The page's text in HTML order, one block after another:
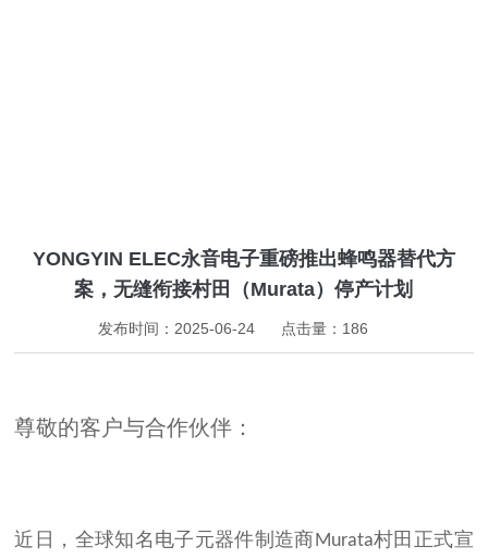
YONGYIN ELEC永音电子重磅推出蜂鸣器替代方
案，无缝衔接村田（Murata）停产计划
发布时间：2025-06-24 点击量： 186
尊敬的客户与合作伙伴：
近日，全球知名电子元器件制造商Murata村田 正式宣